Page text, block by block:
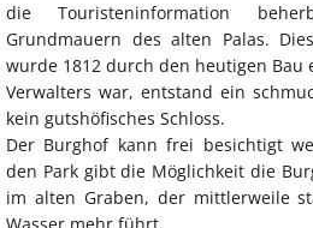
die Touristeninformation
Grundmauern des alten Palas.
wurde 1812 durch den heutigen Bau
Verwalters war, entstand ein
kein gutshöfisches Schloss.
Der Burghof kann frei besichtigt
den Park gibt die Möglichkeit die
im alten Graben, der mittlerweile